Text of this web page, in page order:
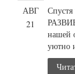
АВГ
21
нашей
уютно